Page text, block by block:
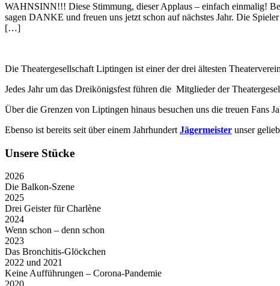
WAHNSINN!!! Diese Stimmung, dieser Applaus – einfach einmalig!
sagen DANKE und freuen uns jetzt schon auf nächstes Jahr. Die
[…]
Die Theatergesellschaft Liptingen ist einer der drei ältesten
Jedes Jahr um das Dreikönigsfest führen die Mitglieder der
Über die Grenzen von Liptingen hinaus besuchen uns die treuen Fans
Ebenso ist bereits seit über einem Jahrhundert Jägermeister unser
Unsere Stücke
2026
Die Balkon-Szene
2025
Drei Geister für Charlène
2024
Wenn schon – denn schon
2023
Das Bronchitis-Glöckchen
2022 und 2021
Keine Aufführungen – Corona-Pandemie